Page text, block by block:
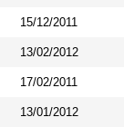
15/12/2011
13/02/2012
17/02/2011
13/01/2012